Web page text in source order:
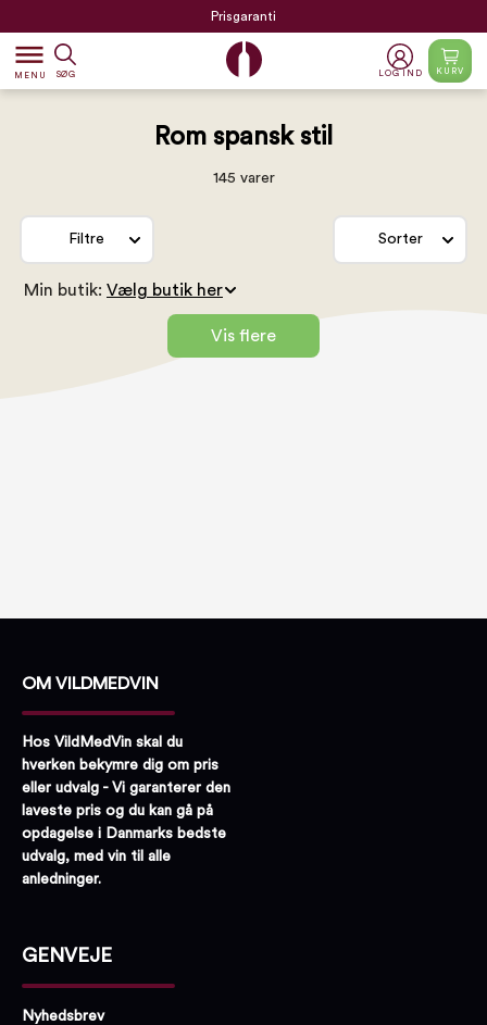
Prisgaranti
dehaze
MENU SØG LOG IND KURV
Rom spansk stil
145 varer
Filtre Sorter
Min butik:
Vis flere
OM VILDMEDVIN
Hos VildMedVin skal du
hverken bekymre dig om pris
eller udvalg - Vi garanterer den
laveste pris og du kan gå på
opdagelse i Danmarks bedste
udvalg, med vin til alle
anledninger.
GENVEJE
Nyhedsbrev